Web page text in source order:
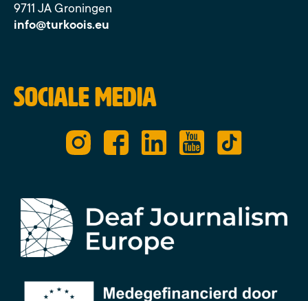
9711 JA Groningen
info@turkoois.eu
Sociale media